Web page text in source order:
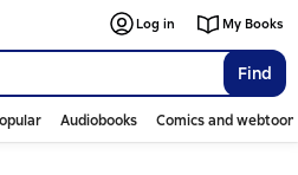
Find
Log in My Books
Audiobooks Comics and